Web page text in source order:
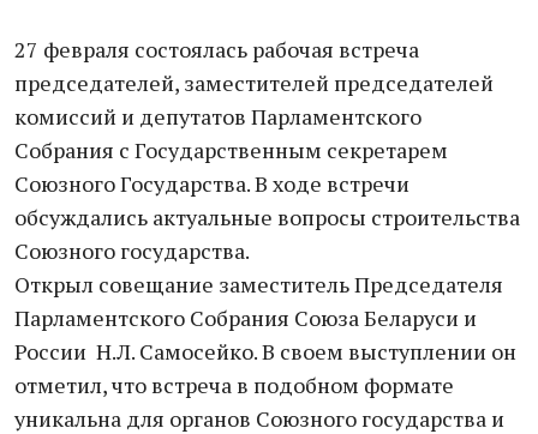
27 февраля состоялась рабочая встреча
председателей, заместителей председателей
комиссий и депутатов Парламентского
Собрания с Государственным секретарем
Союзного Государства. В ходе встречи
обсуждались актуальные вопросы строительства
Союзного государства.
Открыл совещание заместитель Председателя
Парламентского Собрания Союза Беларуси и
России Н.Л. Самосейко. В своем выступлении он
отметил, что встреча в подобном формате
уникальна для органов Союзного государства и